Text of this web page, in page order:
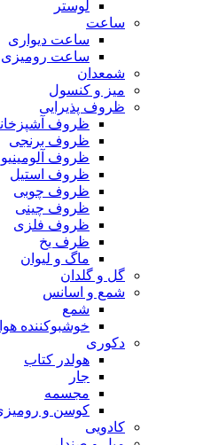
لوستر
ساعت
ساعت دیواری
ساعت رومیزی
شمعدان
میز و کنسول
ظروف پذیرایی
ظروف
ظروف برنجی
ظروف
ظروف استیل
ظروف چوبی
ظروف چینی
ظروف فلزی
ظرف یخ
ماگ و لیوان
گل و گلدان
شمع و اسانس
شمع
خوشبوکننده هوا
دکوری
هولدر کتاب
جار
مجسمه
کوسن و
کادویی